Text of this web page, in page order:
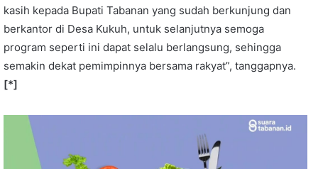
kasih kepada Bupati Tabanan yang sudah berkunjung dan
berkantor di Desa Kukuh, untuk selanjutnya semoga
program seperti ini dapat selalu berlangsung, sehingga
semakin dekat pemimpinnya bersama rakyat”, tanggapnya.
[*]